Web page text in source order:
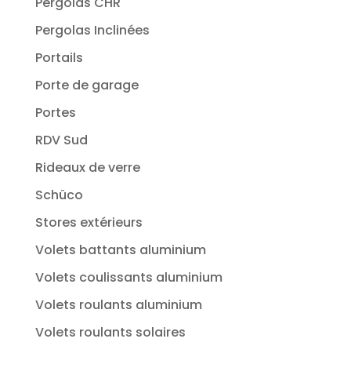
Pergolas Inclinées
Portails
Porte de garage
Portes
RDV Sud
Rideaux de verre
Schüco
Stores extérieurs
Volets battants aluminium
Volets coulissants aluminium
Volets roulants aluminium
Volets roulants solaires